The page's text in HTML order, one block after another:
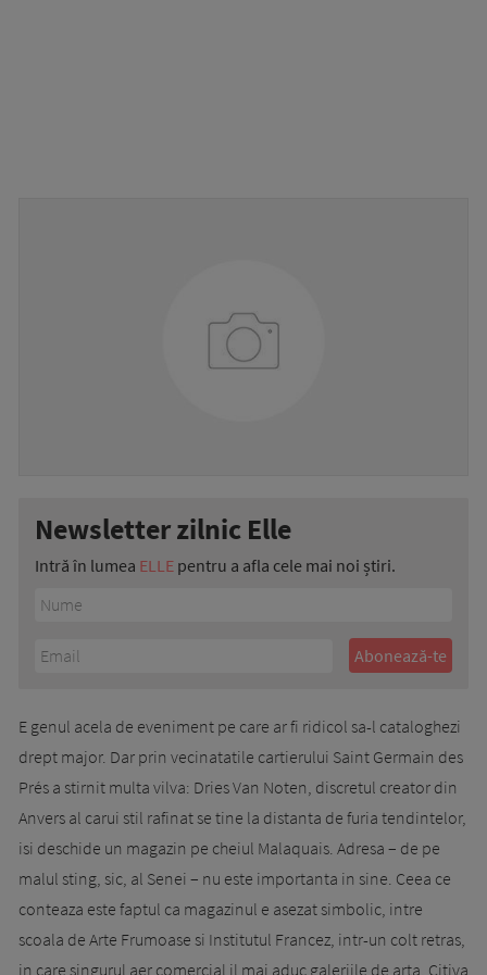
Newsletter zilnic Elle
Intră în lumea ELLE pentru a afla cele mai noi știri.
E genul acela de eveniment pe care ar fi ridicol sa-l cataloghezi
drept major. Dar prin vecinatatile cartierului Saint Germain des
Prés a stirnit multa vilva: Dries Van Noten, discretul creator din
Anvers al carui stil rafinat se tine la distanta de furia tendintelor,
isi deschide un magazin pe cheiul Malaquais. Adresa – de pe
malul sting, sic, al Senei – nu este importanta in si­ne. Ceea ce
conteaza este faptul ca magazinul e asezat sim­bo­lic, intre
scoala de Arte Frumoase si Institutul Francez, intr-un colt retras,
in care singurul aer comercial il mai aduc galeriile de arta. Citiva